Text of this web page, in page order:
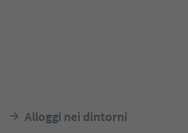
Alloggi nei dintorni